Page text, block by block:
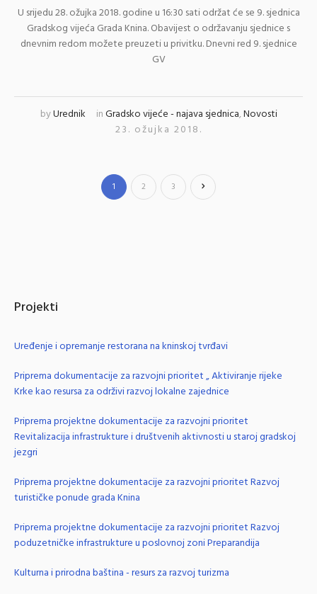
U srijedu 28. ožujka 2018. godine u 16:30 sati održat će se 9. sjednica
Gradskog vijeća Grada Knina. Obavijest o održavanju sjednice s
dnevnim redom možete preuzeti u privitku. Dnevni red 9. sjednice
GV
byUrednik inGradsko vijeće - najava sjednica,Novosti
23. ožujka 2018.
1 2 3
Projekti
Uređenje i opremanje restorana na kninskoj tvrđavi
Priprema dokumentacije za razvojni prioritet „ Aktiviranje rijeke
Krke kao resursa za održivi razvoj lokalne zajednice
Priprema projektne dokumentacije za razvojni prioritet
Revitalizacija infrastrukture i društvenih aktivnosti u staroj gradskoj
jezgri
Priprema projektne dokumentacije za razvojni prioritet Razvoj
turističke ponude grada Knina
Priprema projektne dokumentacije za razvojni prioritet Razvoj
poduzetničke infrastrukture u poslovnoj zoni Preparandija
Kulturna i prirodna baština - resurs za razvoj turizma